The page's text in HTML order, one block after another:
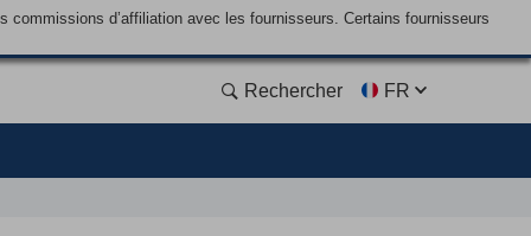
d’affiliation avec les fournisseurs. Certains fournisseurs
Rechercher FR